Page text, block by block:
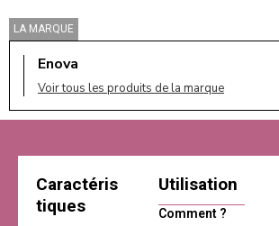
LA MARQUE
Enova
Voir tous les produits de la marque
Caractéris
tiques
Utilisation
Comment ?